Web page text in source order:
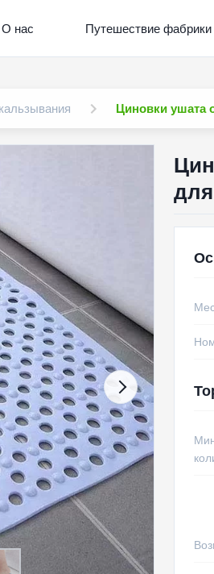
О нас Путешествие фабрики
Циновки ушата